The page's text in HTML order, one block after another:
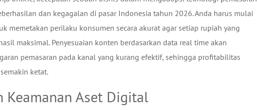
dan kegagalan di pasar Indonesia tahun 2026. Anda harus mulai
memetakan perilaku konsumen secara akurat agar setiap rupiah yang
maksimal. Penyesuaian konten berdasarkan data real time akan
pemasaran pada kanal yang kurang efektif, sehingga profitabilitas
ketat.
Aset Digital